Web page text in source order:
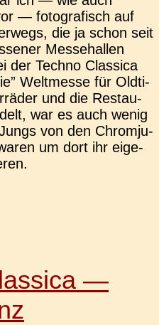
— foto­gra­fisch auf
die ja schon seit
Mes­se­hal­len
der Techno Clas­si­ca
Welt­mes­se für Old­ti­
und die Restau­
war es auch wenig
von den Chrom­ju­
um dort ihr eige­
—